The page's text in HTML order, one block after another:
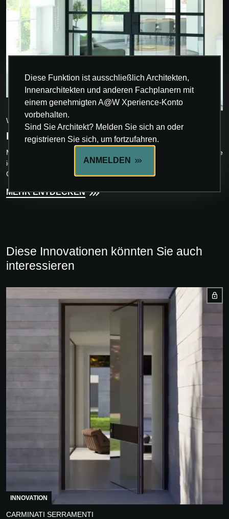
Diese Funktion ist ausschließlich Architekten,
Innenarchitekten und anderen Fachplanern mit
einem genehmigten A@W Xperience-Konto
vorbehalten.
Sind Sie Architekt? Melden Sie sich an oder
registrieren Sie sich, um fortzufahren.
ANMELDEN
INNOVATION
WAKO
I.D.A. BY WAKO
Mit seinem neuen I.D.A. (Interior Doors Aluminium) bietet Wako die
ideale Lösung zur Optimierung des Innenraums eines Wohn- oder
Geschäftsraums. I.D.A.-Tür...
MEHR ENTDECKEN
Diese Innovationen könnten Sie auch
interessieren
INNOVATION
CARMINATI SERRAMENTI